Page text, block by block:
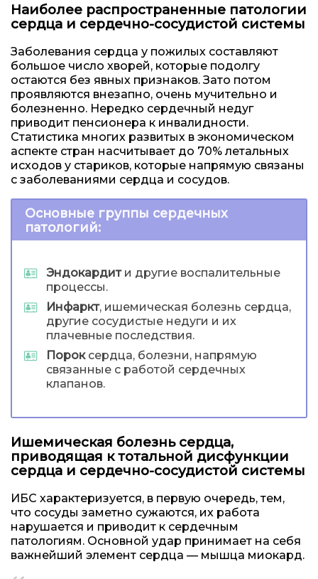
Наиболее распространенные патологии
сердца и сердечно-сосудистой системы
Заболевания сердца у пожилых составляют
большое число хворей, которые подолгу
остаются без явных признаков. Зато потом
проявляются внезапно, очень мучительно и
болезненно. Нередко сердечный недуг
приводит пенсионера к инвалидности.
Статистика многих развитых в экономическом
аспекте стран насчитывает до 70% летальных
исходов у стариков, которые напрямую связаны
с заболеваниями сердца и сосудов.
Основные группы сердечных
патологий:
Эндокардити другие воспалительные
процессы.
Инфаркт, ишемическая болезнь сердца,
другие сосудистые недуги и их
плачевные последствия.
Пороксердца, болезни, напрямую
связанные с работой сердечных
клапанов.
Ишемическая болезнь сердца,
приводящая к тотальной дисфункции
сердца и сердечно-сосудистой системы
ИБС характеризуется, в первую очередь, тем,
что сосуды заметно сужаются, их работа
нарушается и приводит к сердечным
патологиям. Основной удар принимает на себя
важнейший элемент сердца — мышца миокард.